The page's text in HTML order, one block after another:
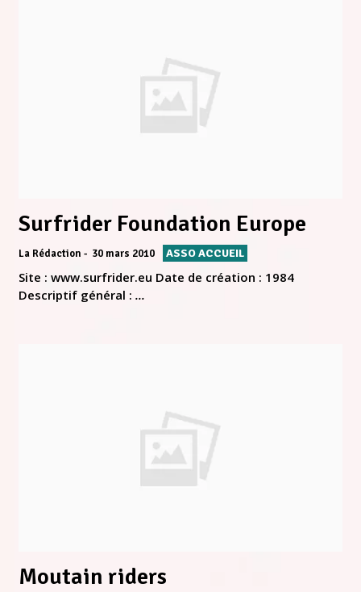
Surfrider Foundation Europe
La Rédaction 30 mars 2010 ASSO ACCUEIL
Site : www.surfrider.eu Date de création : 1984
Descriptif général : ...
Moutain riders